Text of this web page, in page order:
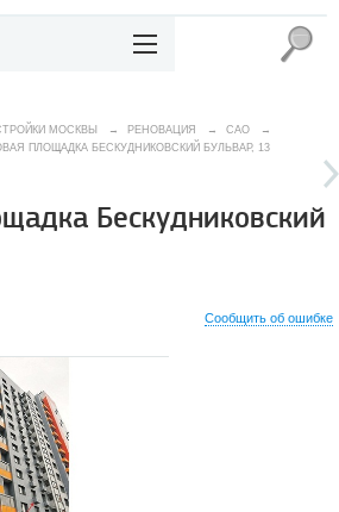
МОСКВЫ → РЕНОВАЦИЯ → САО
→
ПЛОЩАДКА БЕСКУДНИКОВСКИЙ БУЛЬВАР, 13
Бескудниковский
Сообщить об ошибке